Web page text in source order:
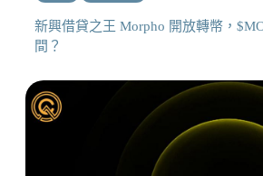
新興借貸之王 Morpho 開放轉幣，
間？